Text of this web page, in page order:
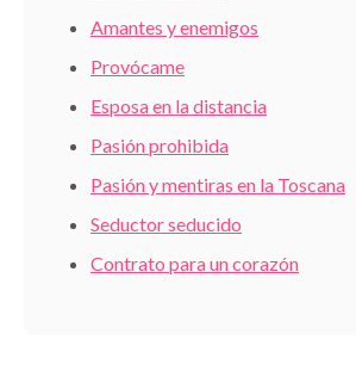
Amantes y enemigos
Provócame
Esposa en la distancia
Pasión prohibida
Pasión y mentiras en la Toscana
Seductor seducido
Contrato para un corazón